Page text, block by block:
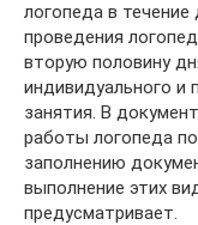
логопеда в
проведения
вторую половину
индивидуального и
занятия. В
работы логопеда
заполнению
выполнение этих
предусматривает.